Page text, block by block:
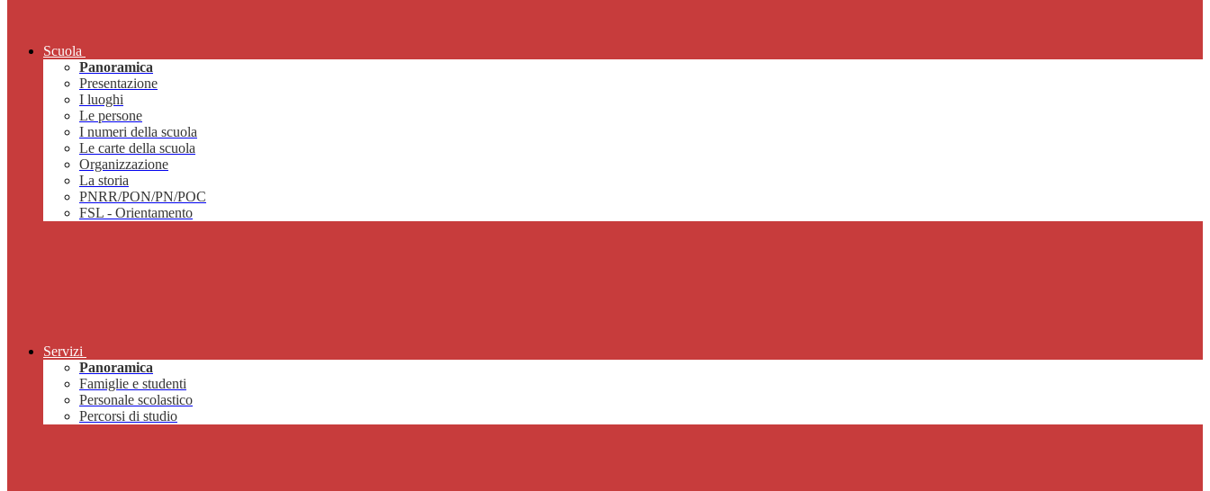
Scuola
Panoramica
Presentazione
I luoghi
Le persone
I numeri della scuola
Le carte della scuola
Organizzazione
La storia
PNRR/PON/PN/POC
FSL - Orientamento
Servizi
Panoramica
Famiglie e studenti
Personale scolastico
Percorsi di studio